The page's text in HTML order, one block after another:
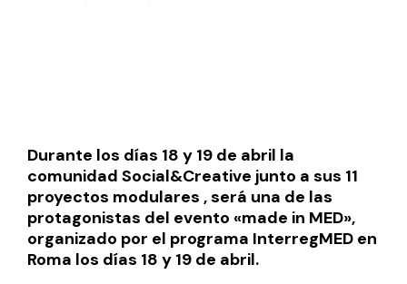
Durante los días 18 y 19 de abril la
comunidad Social&Creative junto a sus 11
proyectos modulares , será una de las
protagonistas del evento «made in MED»,
organizado por el programa InterregMED en
Roma los días 18 y 19 de abril.